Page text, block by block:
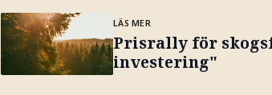
LÄS MER
Prisrally för
investering"